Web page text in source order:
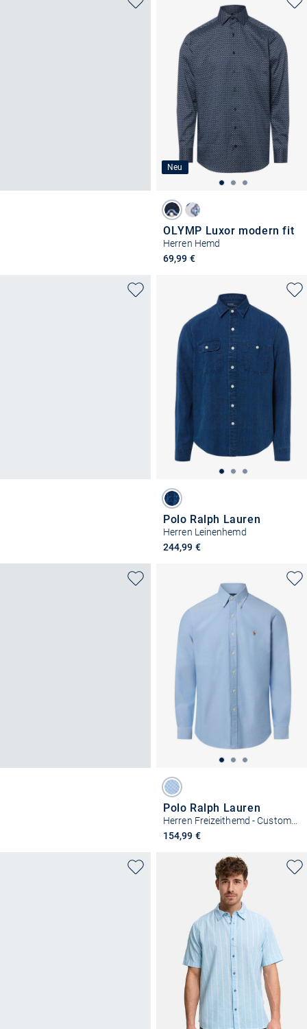
Neu
OLYMP Luxor modern fit
Herren Hemd
69,99 €
Polo Ralph Lauren
Herren Leinenhemd
244,99 €
Polo Ralph Lauren
Herren Freizeithemd - Custom Fit
154,99 €